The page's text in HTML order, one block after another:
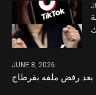
JUNE 8, 2026
بعد رفض ملفه بقرطاج